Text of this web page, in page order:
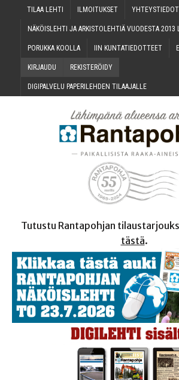
TILAA LEH­TI ILMOI­TUK­SET YHTEYS­TIE­DOT
NÄKÖIS­LEH­TI JA ARKIS­TO­LEH­TIÄ VUO­DES­TA 2013
PORUK­KA KOOLLA IIN KUN­TA­TIE­DOT­TEET
KIR­JAU­DU REKIS­TE­RÖI­DY
DIGI­PAL­VE­LU PAPE­RI­LEH­DEN TILAAJALLE
Tutustu Rantapohjan
tästä.